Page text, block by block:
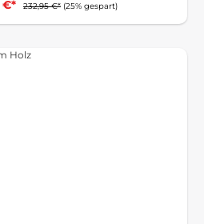
€* 232,95 €* (25% gespart)